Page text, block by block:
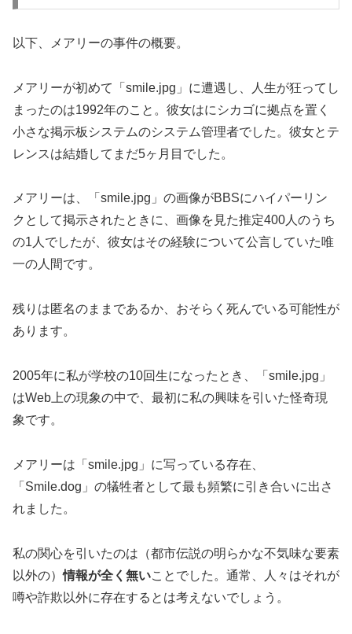
以下、メアリーの事件の概要。
メアリーが初めて「smile.jpg」に遭遇し、人生が狂ってし
まったのは1992年のこと。彼女はにシカゴに拠点を置く
小さな掲示板システムのシステム管理者でした。彼女とテ
レンスは結婚してまだ5ヶ月目でした。
メアリーは、「smile.jpg」の画像がBBSにハイパーリン
クとして掲示されたときに、画像を見た推定400人のうち
の1人でしたが、彼女はその経験について公言していた唯
一の人間です。
残りは匿名のままであるか、おそらく死んでいる可能性が
あります。
2005年に私が学校の10回生になったとき、「smile.jpg」
はWeb上の現象の中で、最初に私の興味を引いた怪奇現
象です。
メアリーは「smile.jpg」に写っている存在、
「Smile.dog」の犠牲者として最も頻繁に引き合いに出さ
れました。
私の関心を引いたのは（都市伝説の明らかな不気味な要素
以外の）情報が全く無いことでした。通常、
人々はそれが
噂や詐欺以外に存在するとは考えないでしょう。